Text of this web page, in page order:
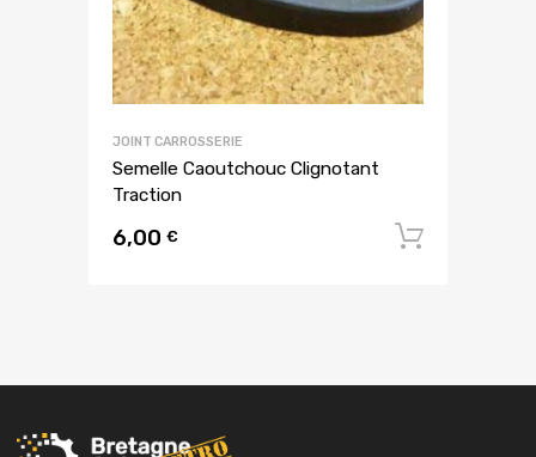
JOINT CARROSSERIE
Semelle Caoutchouc Clignotant
Traction
6,00 €